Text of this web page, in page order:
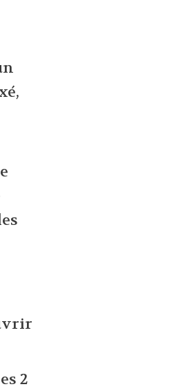
2